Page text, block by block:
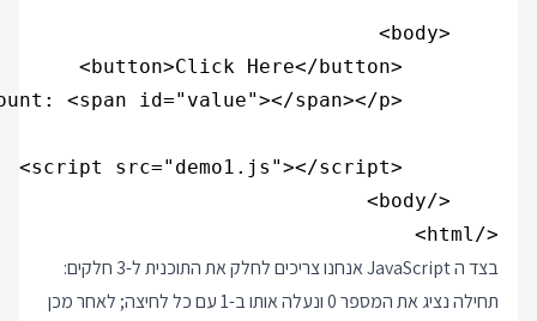
</html>
בצד ה JavaScript אנחנו צריכים לחלק את התוכנית ל-3 חלקים:
תחילה נציג את המספר 0 ונעלה אותו ב-1 עם כל לחיצה; לאחר מכן